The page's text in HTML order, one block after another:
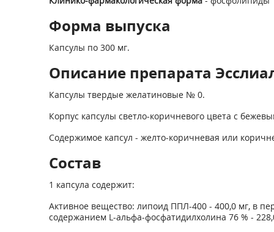
Форма выпуска
Капсулы по 300 мг.
Описание препарата
Капсулы твердые желатиновые № 0.
Корпус капсулы светло-коричневого цвета с
Содержимое капсул - желто-коричневая или
Состав
1 капсула содержит:
Активное вещество: липоид ППЛ-400 - 400,0 мг, в
содержанием L-альфа-фосфатидилхолина 76 % -